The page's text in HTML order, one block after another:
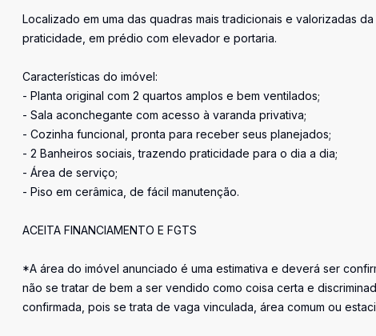
Localizado em uma das quadras mais tradicionais e valorizadas
praticidade, em prédio com elevador e portaria.
Características do imóvel:
- Planta original com 2 quartos amplos e bem ventilados;
- Sala aconchegante com acesso à varanda privativa;
- Cozinha funcional, pronta para receber seus planejados;
- 2 Banheiros sociais, trazendo praticidade para o dia a dia;
- Área de serviço;
- Piso em cerâmica, de fácil manutenção.
ACEITA FINANCIAMENTO E FGTS
*A área do imóvel anunciado é uma estimativa e deverá ser
não se tratar de bem a ser vendido como coisa certa e
confirmada, pois se trata de vaga vinculada, área comum ou